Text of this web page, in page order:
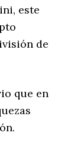
este
de
que en